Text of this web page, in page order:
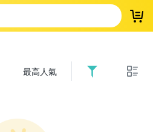
登
最高人氣